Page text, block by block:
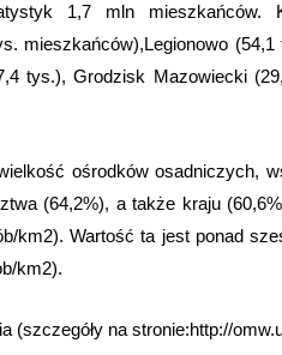
1,7 mln
mieszkańców),Legionowo
tys.), Grodzisk Mazowiecki
ośrodków osadniczych,
(64,2%), a także kraju
km2). Wartość ta jest ponad
km2).
(szczegóły na stronie:http://